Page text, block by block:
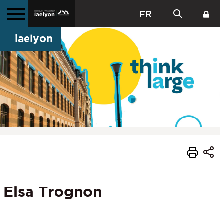
FR
iaelyon
Elsa Trognon